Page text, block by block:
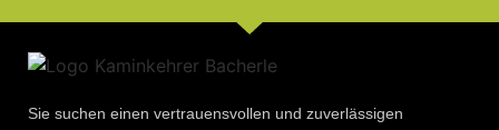
Sie suchen einen vertrauensvollen und zuverlässigen